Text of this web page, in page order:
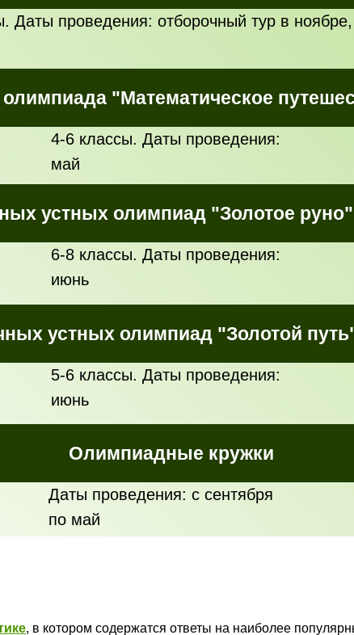
олимпиада "Математическое
4-6 классы. Даты проведения:
май
устных олимпиад "Золотое руно"
6-8 классы. Даты проведения:
июнь
устных олимпиад "Золотой
5-6 классы. Даты проведения:
июнь
Олимпиадные кружки
Даты проведения: с сентября
по май
Даты проведения: отборочный тур в
, в котором содержатся ответы на наиболее